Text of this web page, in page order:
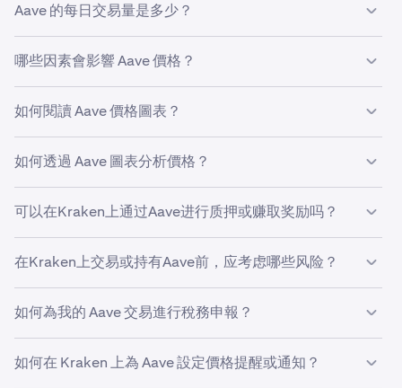
本平均法来投资 Aave。透過設定定期買入，你可以在不考
慮市場價格波動的情況下，隨時間推移逐步積累 Aave，從
而避免試圖精準把握市場時機的壓力。
Aave 的每日交易量是多少？
$136,807,419。
哪些因素會影響 Aave 價格？
用戶採用率和宏觀經濟事件。
如何閱讀 Aave 價格圖表？
訊，包括其近期價格走勢和交易量。纵轴代表资产在您选择
的货币中的价值，例如美元，而横轴显示时间段，范围可从
分钟到数年。Aave价格图表常使用蜡烛图来展示价格变
該時間段內交易活動的成交量柱，柱越高表示交易量越大。
專業交易員在進行技術分析時，通常會考慮這些資料點。
如何透過 Aave 圖表分析價格？
力位。許多交易者還會使用不同的技術指標來分析過去的
AAVE 交易模式，以試圖預測未來價格變動。需要記住的
是，沒有任何方法能夠 100% 準確預測價格，但分析 AAVE
價格圖表時使用不同工具可以幫助你制定交易策略。
可以在Kraken上通过Aave进行质押或赚取奖励吗？
取獎勵。點按此處訪問我們的質押頁面，查看Aave你所在
地區是否支援質押或選擇加入獎勵計劃。
在Kraken上交易或持有Aave前，应考虑哪些风险？
Kraken 這樣的交易平台前，需考慮相關風險。加密货币价
格（包括Aave）波动可能剧烈。尽管Kraken始终高度重视
安全，我们仍建议客户将加密资产存放在仅自己可访问的非
托管钱包中，如Kraken Wallet。
如何為我的 Aave 交易進行稅務申報？
專業稅務顧問的指導，以確保申報準確並避免潛在罰款。
如何在 Kraken 上為 Aave 設定價格提醒或通知？